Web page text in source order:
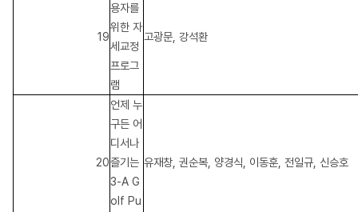
19
용자를
위한 자
세교정
프로그
램
고광문, 강석환
20
언제 누
구든 어
디서나
즐기는
3-A G
olf Pu
유재창, 권순복, 양경식, 이동훈, 전일규, 신승호